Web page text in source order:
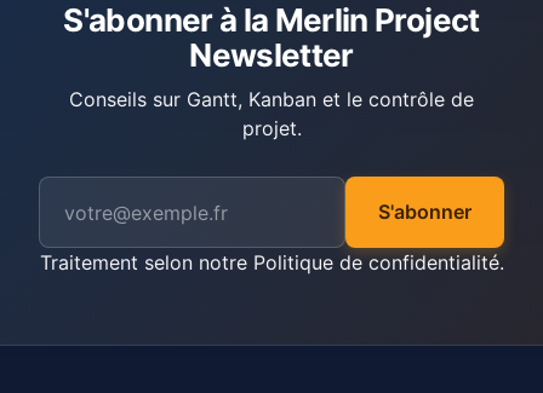
S'abonner à la Merlin Project
Newsletter
Conseils sur Gantt, Kanban et le contrôle de
projet.
S'abonner
Traitement selon notre Politique de confidentialité.